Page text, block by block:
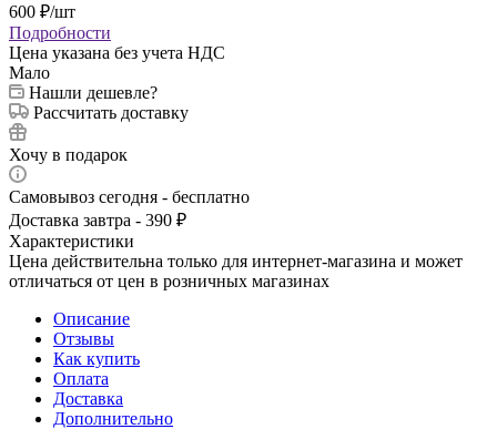
600 ₽/шт
Подробности
Цена указана без учета НДС
Мало
Нашли дешевле?
Рассчитать доставку
Хочу в подарок
Самовывоз сегодня - бесплатно
Доставка завтра - 390 ₽
Характеристики
Цена действительна только для интернет-магазина и может
отличаться от цен в розничных магазинах
Описание
Отзывы
Как купить
Оплата
Доставка
Дополнительно